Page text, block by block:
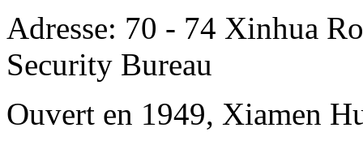
Adresse: 70 - 74 Xinhua
Security Bureau
Ouvert en 1949, Xiamen